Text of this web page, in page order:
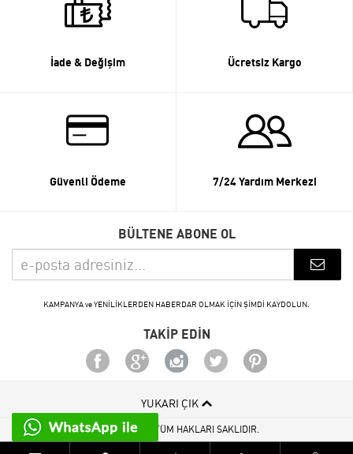
İade & Değişim Ücretsiz Kargo
Güvenli Ödeme 7/24 Yardım Merkezi
BÜLTENE ABONE OL
KAMPANYA ve YENİLİKLERDEN HABERDAR OLMAK İÇİN ŞİMDİ KAYDOLUN.
TAKİP EDİN
YUKARI ÇIK
© 2015 - 2026 TÜM HAKLARI SAKLIDIR.